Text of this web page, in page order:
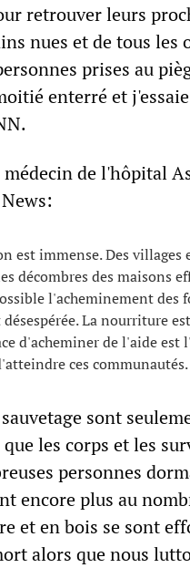
retrouver leurs
nues et de tous
prises au
enterré et
de l'hôpital
est immense. Des
décombres des maisons
l'acheminement des
La nourriture
d'acheminer de l'aide
ces communautés.
sont
les corps et les
personnes
encore plus au
et en bois se sont
alors que nous